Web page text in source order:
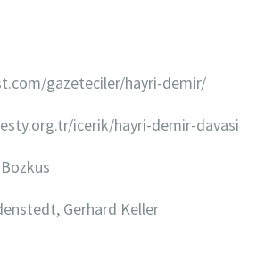
gazeteciler/hayri-demir/
icerik/hayri-demir-davasi
Gerhard Keller